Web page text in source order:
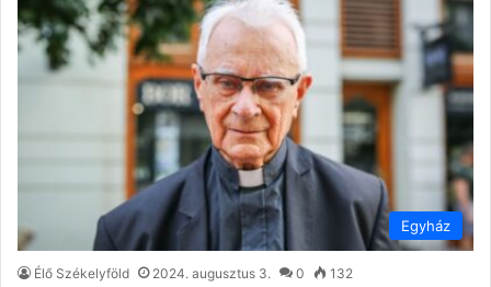
Egyház
Élő Székelyföld 2024. augusztus 3. 0 132